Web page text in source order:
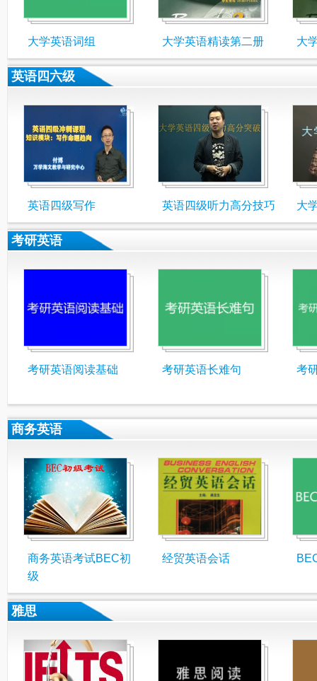
大学英语词组 大学英语精读第二册 大
英语四六级
英语四级写作 英语四级听力高分技巧 大
考研英语
考研英语阅读基础 考研英语长难句 考
商务英语
商务英语考试BEC初
级
经贸英语会话
雅思